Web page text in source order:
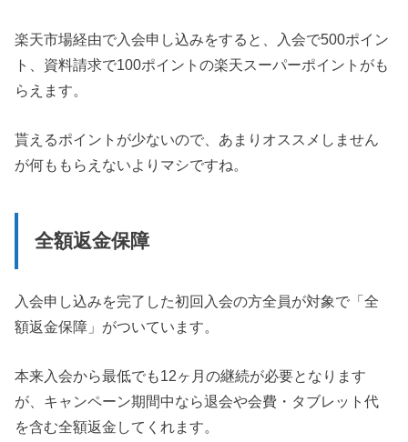
楽天市場経由で入会申し込みをすると、入会で500ポイン
ト、資料請求で100ポイントの楽天スーパーポイントがも
らえます。
貰えるポイントが少ないので、あまりオススメしません
が何ももらえないよりマシですね。
全額返金保障
入会申し込みを完了した初回入会の方全員が対象で「全
額返金保障」がついています。
本来入会から最低でも12ヶ月の継続が必要となります
が、キャンペーン期間中なら退会や会費・タブレット代
を含む全額返金してくれます。